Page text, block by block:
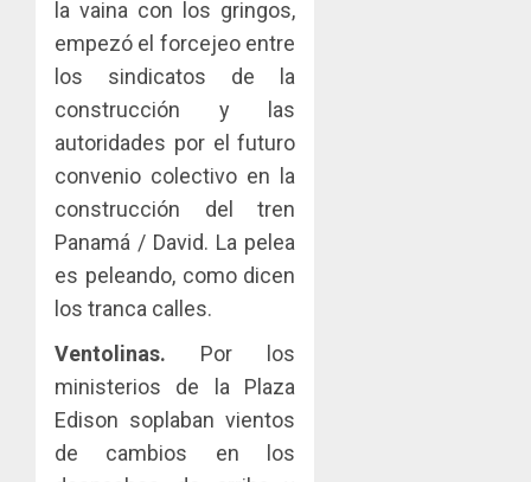
la vaina con los gringos,
empezó el forcejeo entre
los sindicatos de la
construcción y las
autoridades por el futuro
convenio colectivo en la
construcción del tren
Panamá / David. La pelea
es peleando, como dicen
los tranca calles.
Ventolinas. Por los
ministerios de la Plaza
Edison soplaban vientos
de cambios en los